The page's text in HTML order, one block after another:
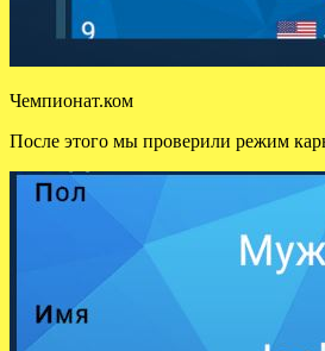
Чемпионат.ком
После этого мы проверили режим